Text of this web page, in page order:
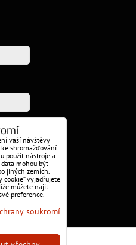
soukromí
vaší návštěvy
shromažďování
použít nástroje a
mohou být
jiných zemích.
cookie“ vyjadřujete
můžete najít
preference.
soukromí